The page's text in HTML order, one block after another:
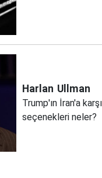
Harlan Ullman
Trump'ın İran'a
seçenekleri neler?